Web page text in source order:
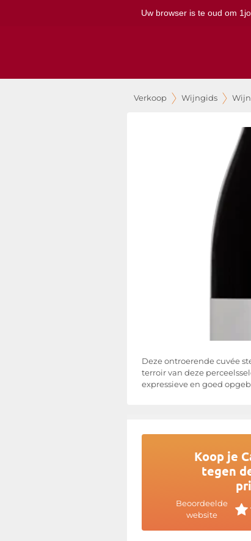
Uw browser is te oud om
Verkoop Wijngids
Deze ontroerende cuvée
terroir van deze
expressieve en goed
Koop je
tegen
Beoordeelde
website